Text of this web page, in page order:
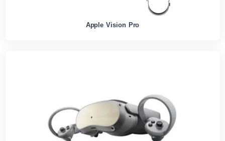
Apple Vision Pro